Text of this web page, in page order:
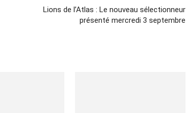
Lions de l’Atlas : Le nouveau sélectionneur
présenté mercredi 3 septembre